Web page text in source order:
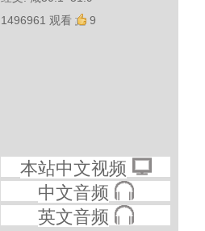
1496961 观看
9
本站中文视频
中文音频
英文音频